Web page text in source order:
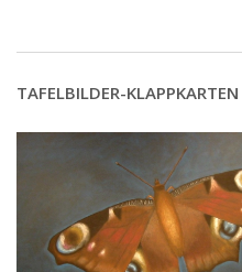
TAFELBILDER-KLAPPKARTEN